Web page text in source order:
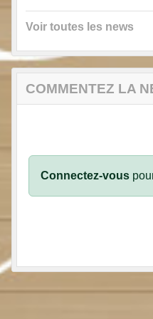
Voir toutes les news
COMMENTEZ LA
Connectez-vous